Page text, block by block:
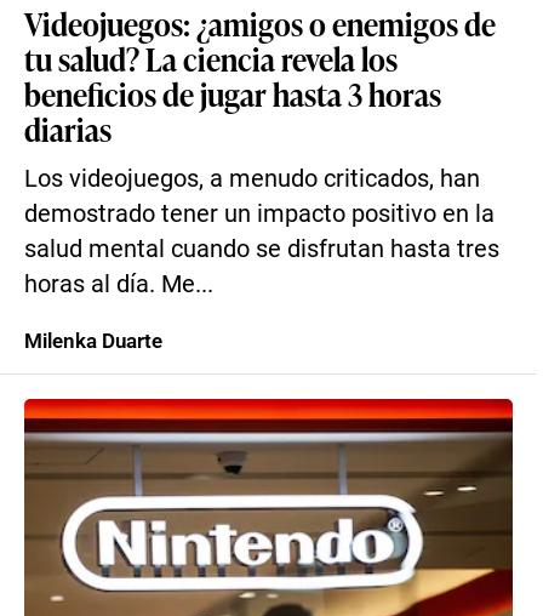
Videojuegos: ¿amigos o enemigos de
tu salud? La ciencia revela los
beneficios de jugar hasta 3 horas
diarias
Los videojuegos, a menudo criticados, han
demostrado tener un impacto positivo en la
salud mental cuando se disfrutan hasta tres
horas al día. Me...
Milenka Duarte